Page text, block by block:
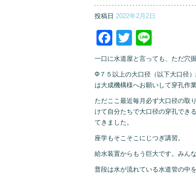
投稿日 2022年2月2日
Facebook
Twitter
一口に水道屋と言っても、ただ穴
Φ７５以上の大口径（以下大口径
は大成機構様へお願いして穿孔作
ただここ最近毎月必ず大口径の取
けて自分たちで大口径の穿孔でき
てきました。
座学もそこそこにじつぎ講習。
給水装置からもう巨大です。みん
普段は水が流れている水道管の中